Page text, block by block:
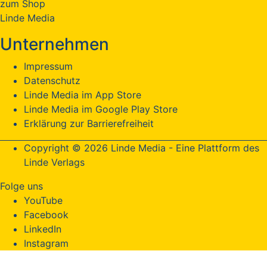
zum Shop
Linde Media
Unternehmen
Impressum
Datenschutz
Linde Media im App Store
Linde Media im Google Play Store
Erklärung zur Barrierefreiheit
Copyright © 2026 Linde Media - Eine Plattform des
Linde Verlags
Folge uns
YouTube
Facebook
LinkedIn
Instagram